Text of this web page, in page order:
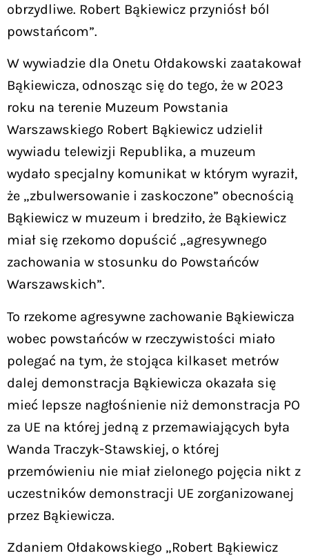
obrzydliwe. Robert Bąkiewicz przyniósł ból
powstańcom”.
W wywiadzie dla Onetu Ołdakowski zaatakował
Bąkiewicza, odnosząc się do tego, że w 2023
roku na terenie Muzeum Powstania
Warszawskiego Robert Bąkiewicz udzielił
wywiadu telewizji Republika, a muzeum
wydało specjalny komunikat w którym wyraził,
że „zbulwersowanie i zaskoczone” obecnością
Bąkiewicz w muzeum i bredziło, że Bąkiewicz
miał się rzekomo dopuścić „agresywnego
zachowania w stosunku do Powstańców
Warszawskich”.
To rzekome agresywne zachowanie Bąkiewicza
wobec powstańców w rzeczywistości miało
polegać na tym, że stojąca kilkaset metrów
dalej demonstracja Bąkiewicza okazała się
mieć lepsze nagłośnienie niż demonstracja PO
za UE na której jedną z przemawiających była
Wanda Traczyk-Stawskiej, o której
przemówieniu nie miał zielonego pojęcia nikt z
uczestników demonstracji UE zorganizowanej
przez Bąkiewicza.
Zdaniem Ołdakowskiego „Robert Bąkiewicz